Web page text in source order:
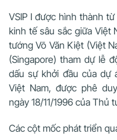
VSIP I được hình thành
kinh tế sâu sắc giữa Việt
tướng Võ Văn Kiệt (Việt
(Singapore) tham dự lễ
dấu sự khởi đầu của
Việt Nam, được phê
ngày 18/11/1996 của Thủ
Các cột mốc phát triển